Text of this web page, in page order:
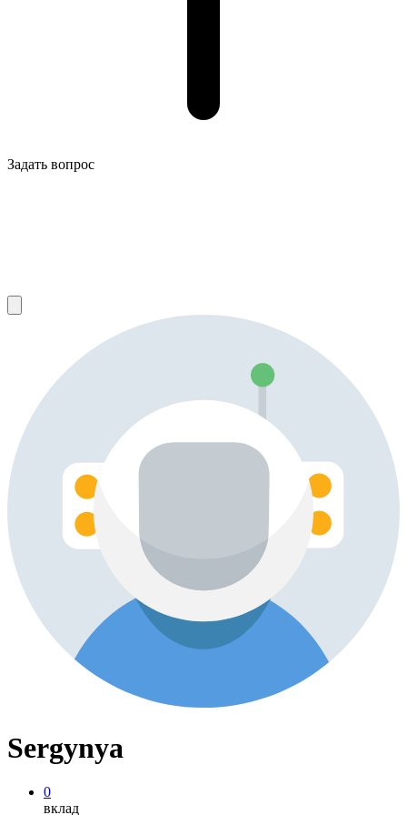
Задать вопрос
Sergynya
0
вклад